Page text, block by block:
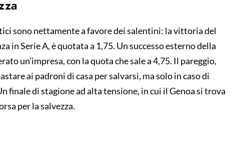
sono nettamente a favore dei salentini: la vittoria del
in Serie A, è quotata a 1,75. Un successo esterno della
un’impresa, con la quota che sale a 4,75. Il pareggio,
ai padroni di casa per salvarsi, ma solo in caso di
finale di stagione ad alta tensione, in cui il Genoa si trova
per la salvezza.